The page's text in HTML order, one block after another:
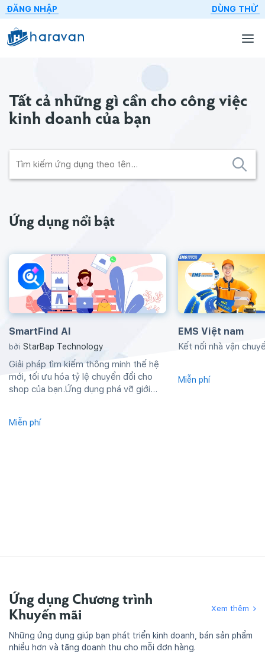
ĐĂNG NHẬP DÙNG THỬ
Tất cả những gì cần cho công việc
kinh doanh của bạn
Ứng dụng nổi bật
SmartFind AI
bởi StarBap Technology
Giải pháp tìm kiếm thông minh thế hệ
mới, tối ưu hóa tỷ lệ chuyển đổi cho
shop của bạn.Ứng dụng phá vỡ giới
Miễn phí
EMS Việt nam
Kết nối nhà vận
Miễn phí
Ứng dụng Chương trình
Khuyến mãi
Xem thêm
Những ứng dụng giúp bạn phát triển kinh doanh, bán sản phẩm
nhiều hơn và tăng doanh thu cho mỗi đơn hàng.